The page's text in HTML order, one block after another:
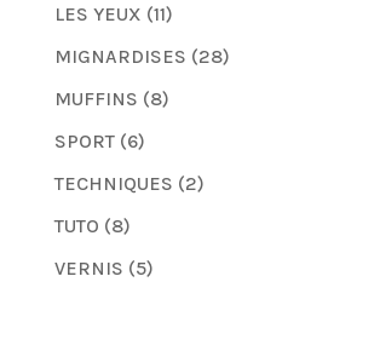
LES YEUX (11)
MIGNARDISES (28)
MUFFINS (8)
SPORT(6)
TECHNIQUES (2)
TUTO (8)
VERNIS (5)